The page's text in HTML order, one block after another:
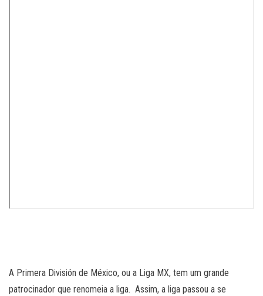
A Primera División de México, ou a Liga MX, tem um grande
patrocinador que renomeia a liga. Assim, a liga passou a se